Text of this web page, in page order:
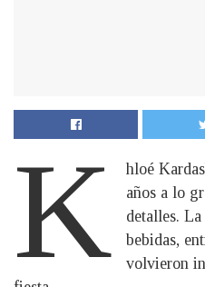
K
hloé
años a lo
detalles.
bebidas,
volvieron